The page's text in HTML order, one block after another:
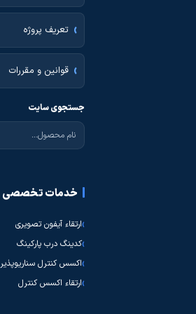
تعریف پروژه
قوانین و مقررات
جستجوی سایت
خدمات تخصصی
ارتقاء آیفون تصویری
کدینگ درب پارکینگ
اکسس کنترل سناریوپذیر
ارتقاء اکسس کنترل